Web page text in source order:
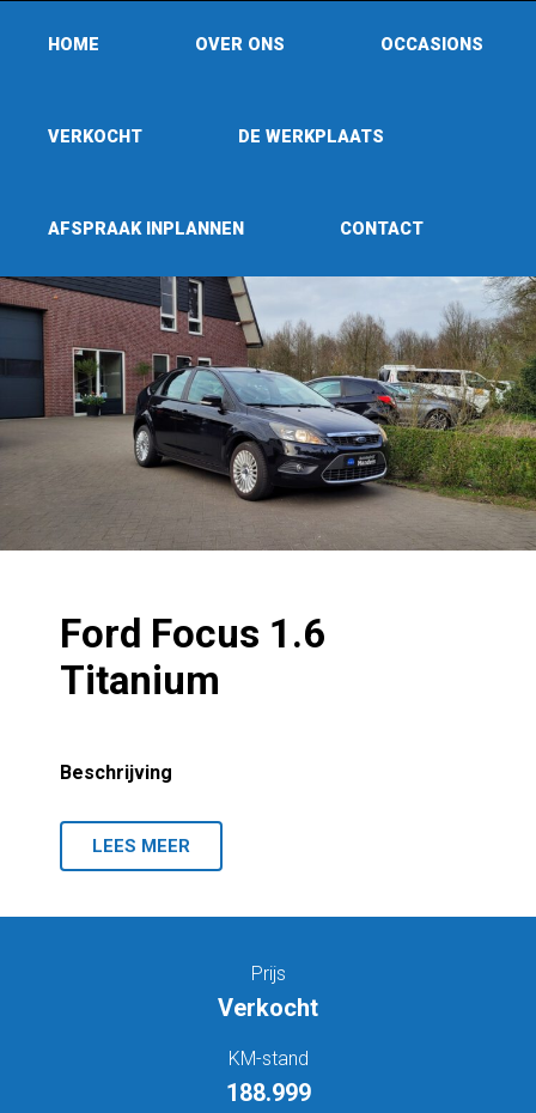
HOME OVER ONS OCCASIONS
VERKOCHT DE WERKPLAATS
AFSPRAAK INPLANNEN CONTACT
Ford Focus 1.6
Titanium
Beschrijving
LEES MEER
Prijs
Verkocht
KM-stand
188.999